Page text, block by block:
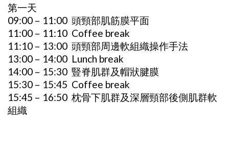
第一天
09:00 – 11:00 頭頸部肌筋膜平面
11:00 – 11:10 Coffee break
11:10 – 13:00 頭頸部周邊軟組織操作手法
13:00 – 14:00 Lunch break
14:00 – 15:30 豎脊肌群及帽狀腱膜
15:30 – 15:45 Coffee break
15:45 – 16:50 枕骨下肌群及深層頸部後側肌群軟
組織